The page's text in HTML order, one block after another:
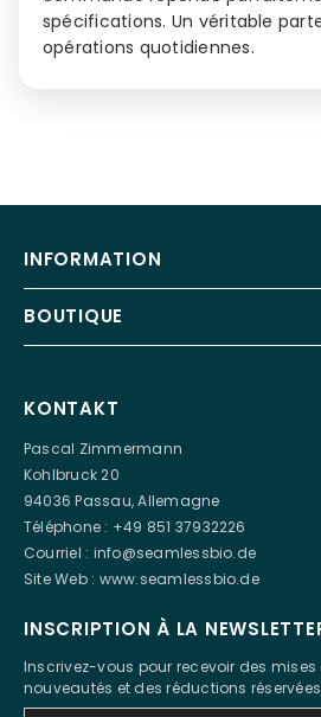
spécifications. Un véritable
opérations quotidiennes.
INFORMATION
BOUTIQUE
KONTAKT
Pascal Zimmermann
Kohlbruck 20
94036 Passau, Allemagne
Téléphone : +49 851 37932226
Courriel : info@seamlessbio.de
Site Web : www.seamlessbio.de
INSCRIPTION À LA
Inscrivez-vous pour recevoir des mises
nouveautés et des réductions